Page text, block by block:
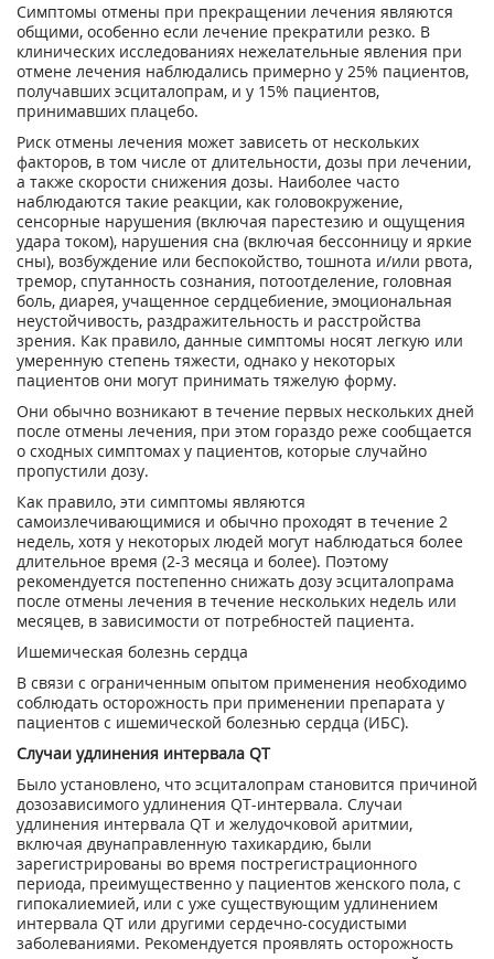
Симптомы отмены при прекращении лечения являются
общими, особенно если лечение прекратили резко. В
клинических исследованиях нежелательные явления при
отмене лечения наблюдались примерно у 25% пациентов,
получавших эсциталопрам, и у 15% пациентов,
принимавших плацебо.
Риск отмены лечения может зависеть от нескольких
факторов, в том числе от длительности, дозы при лечении,
а также скорости снижения дозы. Наиболее часто
наблюдаются такие реакции, как головокружение,
сенсорные нарушения (включая парестезию и ощущения
удара током), нарушения сна (включая бессонницу и яркие
сны), возбуждение или беспокойство, тошнота и/или рвота,
тремор, спутанность сознания, потоотделение, головная
боль, диарея, учащенное сердцебиение, эмоциональная
неустойчивость, раздражительность и расстройства
зрения. Как правило, данные симптомы носят легкую или
умеренную степень тяжести, однако у некоторых
пациентов они могут принимать тяжелую форму.
Они обычно возникают в течение первых нескольких дней
после отмены лечения, при этом гораздо реже сообщается
о сходных симптомах у пациентов, которые случайно
пропустили дозу.
Как правило, эти симптомы являются
самоизлечивающимися и обычно проходят в течение 2
недель, хотя у некоторых людей могут наблюдаться более
длительное время (2-3 месяца и более). Поэтому
рекомендуется постепенно снижать дозу эсциталопрама
после отмены лечения в течение нескольких недель или
месяцев, в зависимости от потребностей пациента.
Ишемическая болезнь сердца
В связи с ограниченным опытом применения необходимо
соблюдать осторожность при применении препарата у
пациентов с ишемической болезнью сердца (ИБС).
Случаи удлинения интервала QT
Было установлено, что эсциталопрам становится причиной
дозозависимого удлинения QT-интервала. Случаи
удлинения интервала QT и желудочковой аритмии,
включая двунаправленную тахикардию, были
зарегистрированы во время пострегистрационного
периода, преимущественно у пациентов женского пола, с
гипокалиемией, или с уже существующим удлинением
интервала QT или другими сердечно-сосудистыми
заболеваниями. Рекомендуется проявлять осторожность